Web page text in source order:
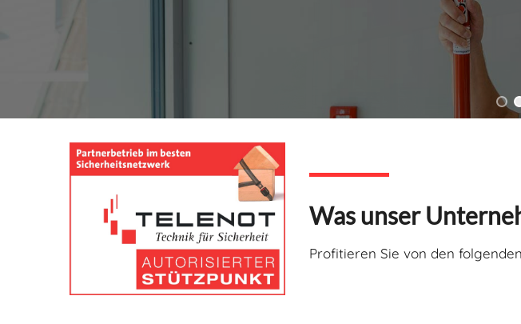
Was unser
Profitieren Sie von den